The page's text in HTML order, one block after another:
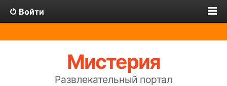
Войти
Мистерия
Развлекательный портал